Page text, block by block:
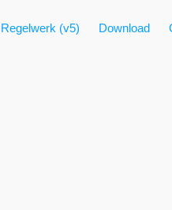
Regelwerk (v5) Download